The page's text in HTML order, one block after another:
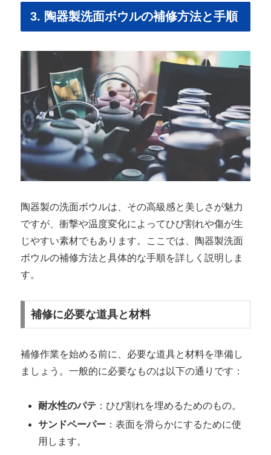
3. 陶器製洗面ボウルの補修方法と手順
陶器製の洗面ボウルは、その高級感と美しさが魅力
ですが、衝撃や温度変化によってひび割れや傷が生
じやすい素材でもあります。ここでは、陶器製洗面
ボウルの補修方法と具体的な手順を詳しく説明しま
す。
補修に必要な道具と材料
補修作業を始める前に、必要な道具と材料を準備し
ましょう。一般的に必要なものは以下の通りです：
耐水性のパテ：ひび割れを埋めるためのもの。
サンドペーパー：表面を滑らかにするために使
用します。